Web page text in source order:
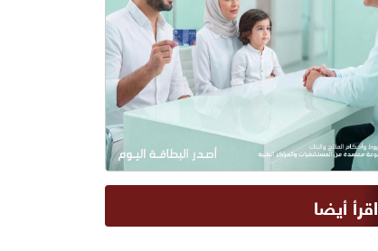
اقرأ أيضا